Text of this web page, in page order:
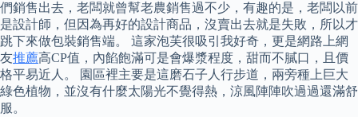
們銷售出去，老闆就曾幫老農銷售過不少，有趣的是，老闆以前
是設計師，但因為再好的設計商品，沒賣出去就是失敗，所以才
跳下來做包裝銷售端。 這家泡芙很吸引我好奇，更是網路上網
友推薦高CP值，內餡飽滿可是會爆漿程度，甜而不膩口，且價
格平易近人。 園區裡主要是這磨石子人行步道，兩旁種上巨大
綠色植物，並沒有什麼太陽光不覺得熱，涼風陣陣吹過過還滿舒
服。